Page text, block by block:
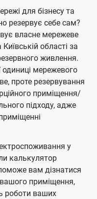
для бізнесу та
резервує себе сам?
власне мережеве
області за
живлення.
мережевого
проте резервування
приміщення/
підходу, адже
у
калькулятор
вам дізнатися
приміщення,
роботи ваших